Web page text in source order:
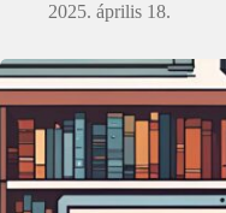
2025. április 18.